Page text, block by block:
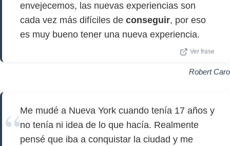
envejecemos, las nuevas experiencias son
cada vez más difíciles de conseguir, por eso
es muy bueno tener una nueva experiencia.
Ver frase
Robert Caro
Me mudé a Nueva York cuando tenía 17 años y
no tenía ni idea de lo que hacía. Realmente
pensé que iba a conquistar la ciudad y me